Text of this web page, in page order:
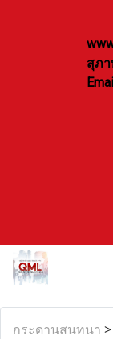
สุภา
กระดานสนทนา >